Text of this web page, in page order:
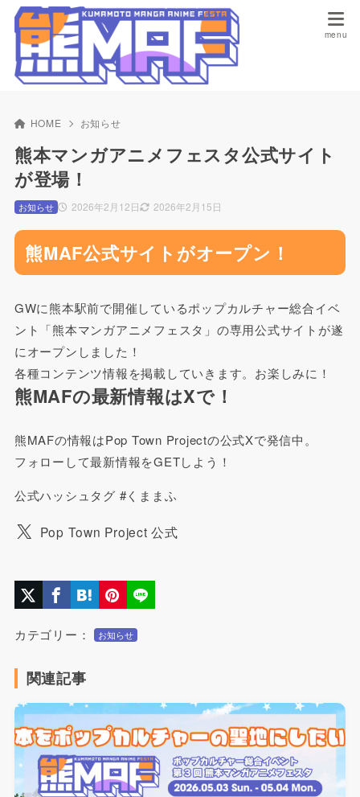
HOME お知らせ
熊本マンガアニメフェスタ公式サイト
が登場！
2026年2月12日 2026年2月15日
お知らせ
熊MAF公式サイトがオープン！
GWに熊本駅前で開催しているポップカルチャー総合イベ
ント「熊本マンガアニメフェスタ」の専用公式サイトが遂
にオープンしました！
各種コンテンツ情報を掲載していきます。お楽しみに！
熊MAFの最新情報はXで！
熊MAFの情報はPop Town Projectの公式Xで発信中。
フォローして最新情報をGETしよう！
公式ハッシュタグ #くままふ
Pop Town Project 公式
カテゴリー： お知らせ
関連記事